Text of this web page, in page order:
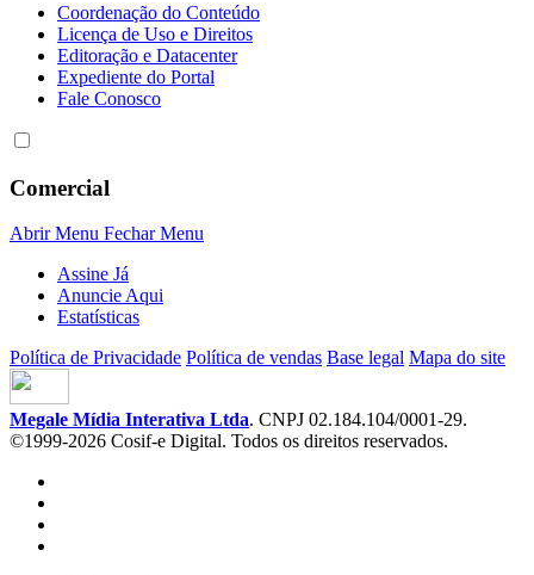
Coordenação do Conteúdo
Licença de Uso e Direitos
Editoração e Datacenter
Expediente do Portal
Fale Conosco
Comercial
Abrir Menu Fechar Menu
Assine Já
Anuncie Aqui
Estatísticas
Política de Privacidade Política de vendas Base legal Mapa do site
Megale Mídia Interativa Ltda. CNPJ 02.184.104/0001-29.
©1999-2026 Cosif-e Digital. Todos os direitos reservados.